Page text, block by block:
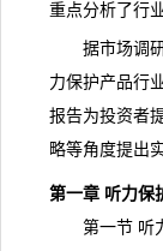
重点分析了行
据市场调研
力保护产品行
报告为投资者
略等角度提出
第一章 听力保
第一节 听力